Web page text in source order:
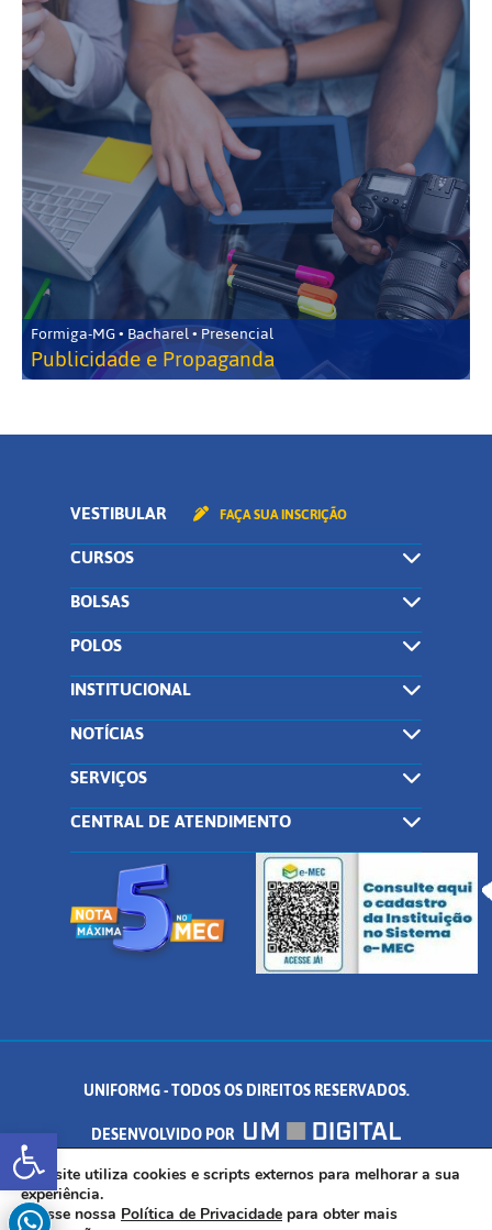
Abrir a barra de ferramentas
Formiga-MG • Bacharel • Presencial
Publicidade e Propaganda
VESTIBULAR FAÇA SUA INSCRIÇÃO
CURSOS
BOLSAS
POLOS
INSTITUCIONAL
NOTÍCIAS
SERVIÇOS
CENTRAL DE ATENDIMENTO
UNIFORMG - TODOS OS DIREITOS RESERVADOS.
DESENVOLVIDO POR
AV. DR. ARNALDO DE SENNA, 328 - PALMEIRAS, FORMIGA/MG - CEP:
35.574.530
Este site utiliza cookies e scripts externos para melhorar a sua
experiência.
Acesse nossa Política de Privacidade para obter mais